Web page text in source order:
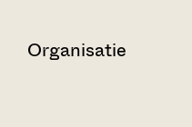
Organisatie